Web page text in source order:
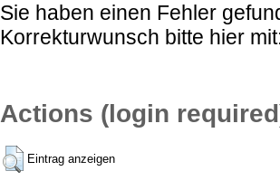
Sie haben einen Fehler
Korrekturwunsch bitte hier
Actions (login
Eintrag anzeigen